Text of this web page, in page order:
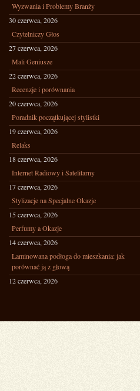
Wyzwania i Problemy Branży
30 czerwca, 2026
Czytelniczy Głos
27 czerwca, 2026
Mali Geniusze
22 czerwca, 2026
Recenzje i porównania
20 czerwca, 2026
Poradnik początkującej stylistki
19 czerwca, 2026
Relaks
18 czerwca, 2026
Internet Radiowy i Satelitarny
17 czerwca, 2026
Stylizacje na Specjalne Okazje
15 czerwca, 2026
Perfumy a Okazje
14 czerwca, 2026
Laminowana podłoga do mieszkania: jak
porównać ją z głową
12 czerwca, 2026